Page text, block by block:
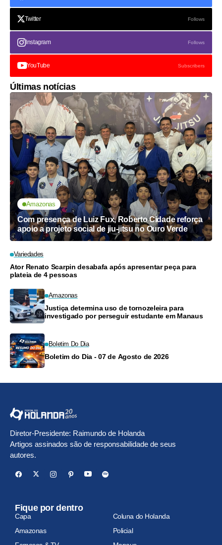
Twitter Follows
Instagram Follows
YouTube Subscribers
Últimas notícias
Amazonas
Com presença de Luiz Fux, Roberto Cidade reforça
apoio a projeto social de jiu-jitsu no Ouro Verde
Variedades
Ator Renato Scarpin desabafa após apresentar peça para
plateia de 4 pessoas
Amazonas
Justiça determina uso de tornozeleira para
investigado por perseguir estudante em Manaus
Boletim Do Dia
Boletim do Dia - 07 de Agosto de 2026
Diretor-Presidente: Raimundo de Holanda
Artigos assinados são de responsabilidade de seus
autores.
Fique por dentro
Capa
Coluna do Holanda
Amazonas
Policial